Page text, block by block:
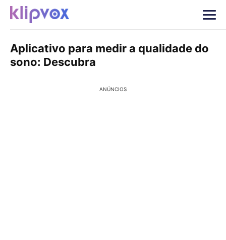
Aplicativo para medir a qualidade do
sono: Descubra
ANÚNCIOS